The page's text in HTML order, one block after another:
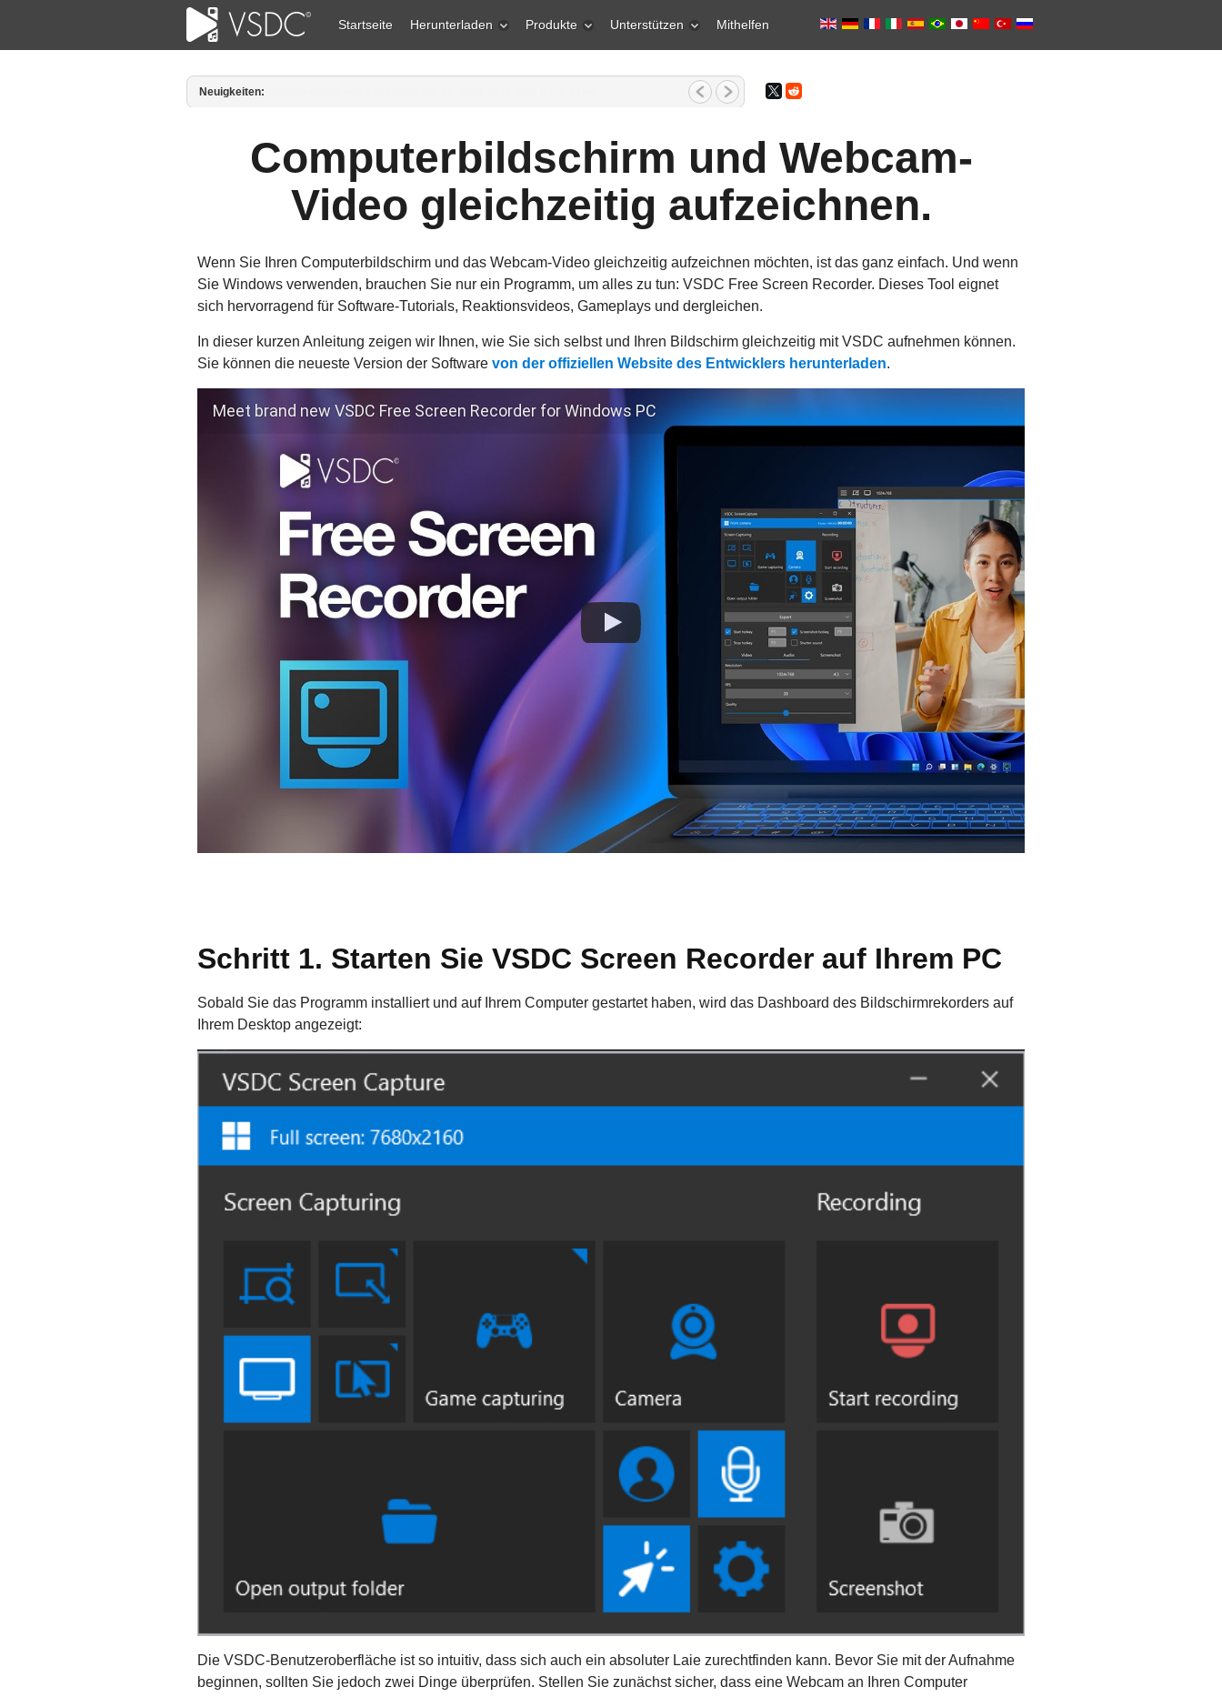
Startseite Herunterladen Produkte Unterstützen Mithelfen
Neuigkeiten:
Computerbildschirm und Webcam-
Video gleichzeitig aufzeichnen.
Wenn Sie Ihren Computerbildschirm und das Webcam-Video gleichzeitig aufzeichnen möchten, ist das ganz einfach. Und wenn
Sie Windows verwenden, brauchen Sie nur ein Programm, um alles zu tun: VSDC Free Screen Recorder. Dieses Tool eignet
sich hervorragend für Software-Tutorials, Reaktionsvideos, Gameplays und dergleichen.
In dieser kurzen Anleitung zeigen wir Ihnen, wie Sie sich selbst und Ihren Bildschirm gleichzeitig mit VSDC aufnehmen können.
Sie können die neueste Version der Software von der offiziellen Website des Entwicklers herunterladen.
Meet brand new VSDC Free Screen Recorder for Windows PC
Schritt 1. Starten Sie VSDC Screen Recorder auf Ihrem PC
Sobald Sie das Programm installiert und auf Ihrem Computer gestartet haben, wird das Dashboard des Bildschirmrekorders auf
Ihrem Desktop angezeigt:
Die VSDC-Benutzeroberfläche ist so intuitiv, dass sich auch ein absoluter Laie zurechtfinden kann. Bevor Sie mit der Aufnahme
beginnen, sollten Sie jedoch zwei Dinge überprüfen. Stellen Sie zunächst sicher, dass eine Webcam an Ihren Computer